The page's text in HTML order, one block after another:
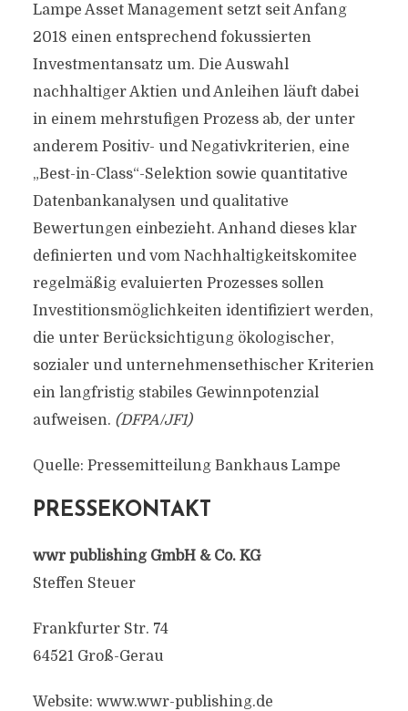
Lampe Asset Management setzt seit Anfang
2018 einen entsprechend fokussierten
Investmentansatz um. Die Auswahl
nachhaltiger Aktien und Anleihen läuft dabei
in einem mehrstufigen Prozess ab, der unter
anderem Positiv- und Negativkriterien, eine
„Best-in-Class“-Selektion sowie quantitative
Datenbankanalysen und qualitative
Bewertungen einbezieht. Anhand dieses klar
definierten und vom Nachhaltigkeitskomitee
regelmäßig evaluierten Prozesses sollen
Investitionsmöglichkeiten identifiziert werden,
die unter Berücksichtigung ökologischer,
sozialer und unternehmensethischer Kriterien
ein langfristig stabiles Gewinnpotenzial
aufweisen. (DFPA/JF1)
Quelle: Pressemitteilung Bankhaus Lampe
PRESSEKONTAKT
wwr publishing GmbH & Co. KG
Steffen Steuer
Frankfurter Str. 74
64521 Groß-Gerau
Website: www.wwr-publishing.de